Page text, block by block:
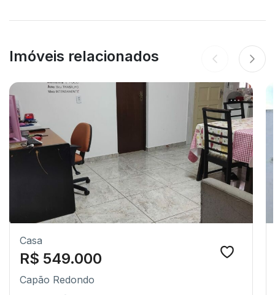
Imóveis relacionados
Casa
R$ 549.000
Capão Redondo